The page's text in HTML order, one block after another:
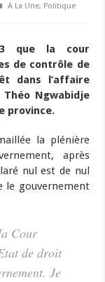
A La Une, Politique
que la cour
de contrôle de
dans l’affaire
Théo Ngwabidje
province.
la plénière
après
nul est de nul
le gouvernement
Cour
de droit
Je